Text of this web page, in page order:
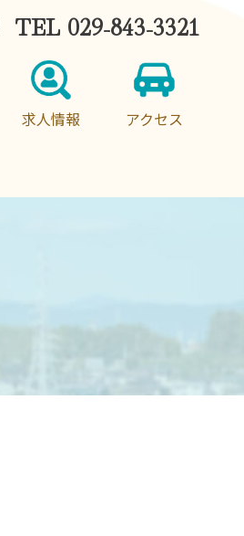
TEL 029-843-3321
求人情報 アクセス